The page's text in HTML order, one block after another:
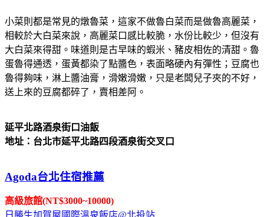
小菜則都是常見的燉魯菜，這家不做魯白菜而是做魯高麗菜，
相較於大白菜來說，高麗菜口感比較脆，水份比較少，但沒有
大白菜來得甜。味道則是古早味的蝦米、豬皮相佐的清甜。魯
蛋魯得通透，蛋黃都染了點醬色，表面略硬內有彈性；豆腐也
魯得夠味，淋上醬油膏，滑嫩滑嫩，只是老闆兒子夾的不好，
送上來的豆腐都碎了，賣相差阿。
延平北路酒泉街口油飯
地址：台北市延平北路四段酒泉街交叉口
Agoda台北住宿推薦
高級旅館(NT$3000~10000)
日勝生加賀屋國際溫泉飯店@北投站